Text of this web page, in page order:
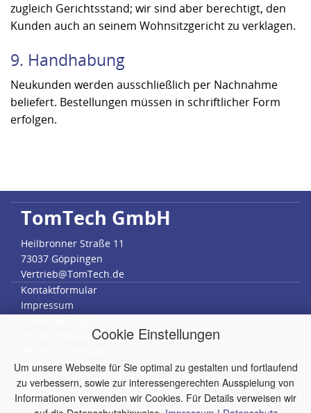
Cookie Einstellungen
Um unsere Webseite für Sie optimal zu gestalten und fortlaufend
zu verbessern, sowie zur interessengerechten Ausspielung von
Informationen verwenden wir Cookies. Für Details verweisen wir
zugleich Gerichtsstand; wir sind aber berechtigt, den
Kunden auch an seinem Wohnsitzgericht zu verklagen.
9. Handhabung
Neukunden werden ausschließlich per Nachnahme
beliefert. Bestellungen müssen in schriftlicher Form
erfolgen.
TomTech GmbH
Heilbronner Straße 11
73037 Göppingen
Vertrieb@TomTech.de
Kontaktformular
Impressum
Widerrufsbelehrung
Datenschutz
AGB
RMA